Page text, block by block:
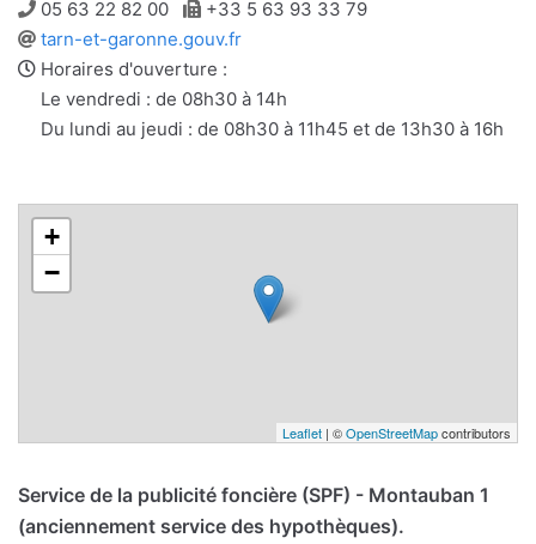
Téléphone
05 63 22 82 00 Télécopie
+33 5 63 93 33 79
Site
web
tarn-et-garonne.gouv.fr
Horaires d'ouverture :
Le vendredi : de 08h30 à 14h
Du lundi au jeudi : de 08h30 à 11h45 et de 13h30 à 16h
+
−
Leaflet | ©OpenStreetMapcontributors
Service de la publicité foncière (SPF) - Montauban 1
(anciennement service des hypothèques).